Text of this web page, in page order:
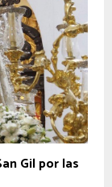
Gil por las